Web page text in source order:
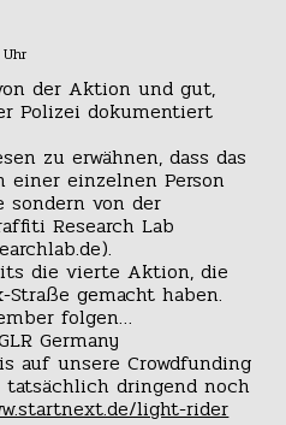
der Aktion und gut,
Polizei dokumentiert
zu erwähnen, dass das
einzelnen Person
sondern von der
Research Lab
die vierte Aktion, die
gemacht haben.
folgen…
Germany
auf unsere Crowdfunding
tatsächlich dringend noch
light-rider